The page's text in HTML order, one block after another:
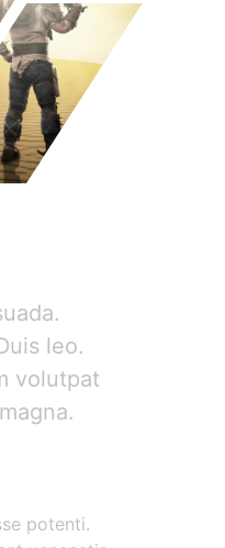
leo.
volutpat
potenti.